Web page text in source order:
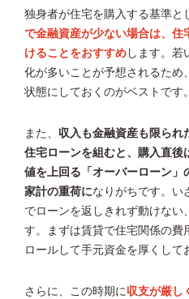
独身者が住宅を購入する基準と
で金融資産が少ない場合は、住
けることをおすすめ します。若
化が多いことが予想されるため
状態にしておくのがベストです。
また、 収入も金融資産も限られ
住宅ローンを組むと、購入直後
値を上回る「オーバーローン」
家計の重荷になりがちです。い
でローンを返しきれず動けない
す。まずは賃貸で住宅関係の費
ロールして手元資金を厚くして
さらに、この時期に収支が厳し